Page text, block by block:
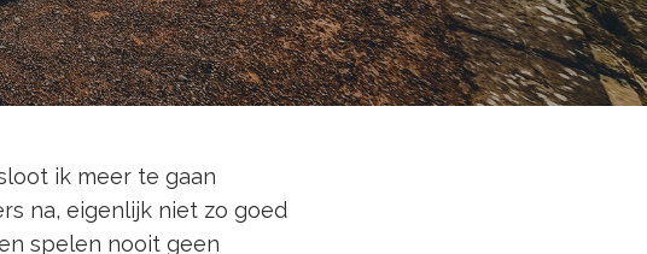
ik meer te gaan
na, eigenlijk niet zo goed
spelen nooit geen